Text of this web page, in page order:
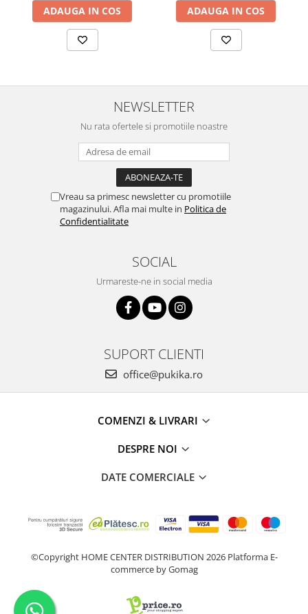
ADAUGA IN COS ADAUGA IN COS
NEWSLETTER
Nu rata ofertele si promotiile noastre
Vreau sa primesc newsletter cu promotiile
magazinului. Afla mai multe in Politica de
Confidentialitate
SOCIAL
Urmareste-ne in social media
SUPORT CLIENTI
office@pukika.ro
COMENZI & LIVRARI
DESPRE NOI
DATE COMERCIALE
©Copyright HOME CENTER DISTRIBUTION 2026 Platforma E-
commerce by Gomag